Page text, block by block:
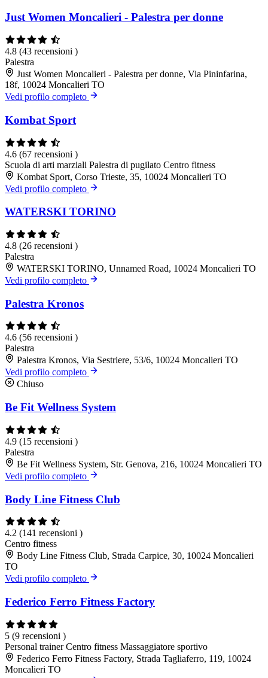
Just Women Moncalieri - Palestra per donne
4.8 (43 recensioni )
Palestra
Just Women Moncalieri - Palestra per donne, Via Pininfarina,
18f, 10024 Moncalieri TO
Vedi profilo completo
Kombat Sport
4.6 (67 recensioni )
Scuola di arti marziali Palestra di pugilato Centro fitness
Kombat Sport, Corso Trieste, 35, 10024 Moncalieri TO
Vedi profilo completo
WATERSKI TORINO
4.8 (26 recensioni )
Palestra
WATERSKI TORINO, Unnamed Road, 10024 Moncalieri TO
Vedi profilo completo
Palestra Kronos
4.6 (56 recensioni )
Palestra
Palestra Kronos, Via Sestriere, 53/6, 10024 Moncalieri TO
Vedi profilo completo
Chiuso
Be Fit Wellness System
4.9 (15 recensioni )
Palestra
Be Fit Wellness System, Str. Genova, 216, 10024 Moncalieri TO
Vedi profilo completo
Body Line Fitness Club
4.2 (141 recensioni )
Centro fitness
Body Line Fitness Club, Strada Carpice, 30, 10024 Moncalieri
TO
Vedi profilo completo
Federico Ferro Fitness Factory
5 (9 recensioni )
Personal trainerCentro fitness Massaggiatore sportivo
Federico Ferro Fitness Factory, Strada Tagliaferro, 119, 10024
Moncalieri TO